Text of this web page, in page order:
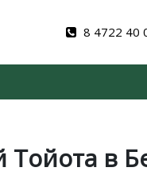
8 4722 40
в